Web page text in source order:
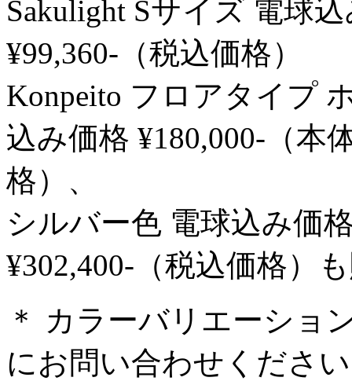
Sakulight Sサイズ 電球
¥99,360-（税込価格）
Konpeito フロアタイプ
込み価格 ¥180,000-（本
格）、
シルバー色 電球込み価
¥302,400-（税込価格）
＊ カラーバリエーショ
にお問い合わせくださ